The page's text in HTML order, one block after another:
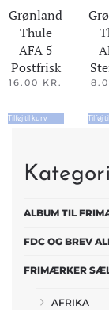
Grønland
Thule
AFA 5
Postfrisk
16.00 KR.
Tilføj til kurv Tilføj
ALBUM TIL
FDC OG BREV
FRIMÆRKER
AFRIKA